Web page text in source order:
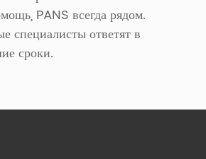
PANS всегда рядом.
специалисты ответят в
сроки.